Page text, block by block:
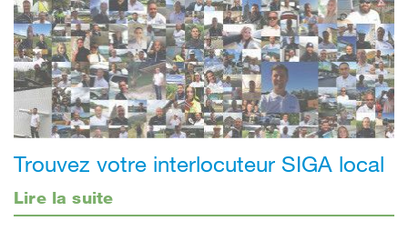
Trouvez votre interlocuteur SIGA local
Lire la suite